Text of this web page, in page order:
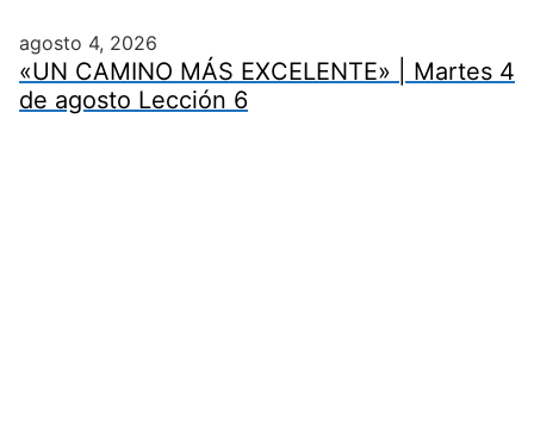
agosto 4, 2026
«UN CAMINO MÁS EXCELENTE» | Martes 4
de agosto Lección 6